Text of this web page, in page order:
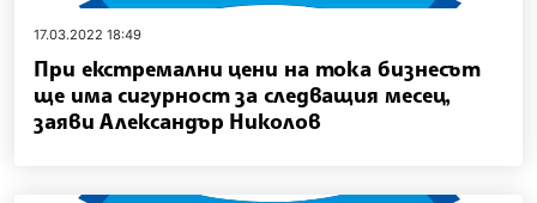
17.03.2022 18:49
При екстремални цени на тока бизнесът
ще има сигурност за следващия месец,
заяви Александър Николов